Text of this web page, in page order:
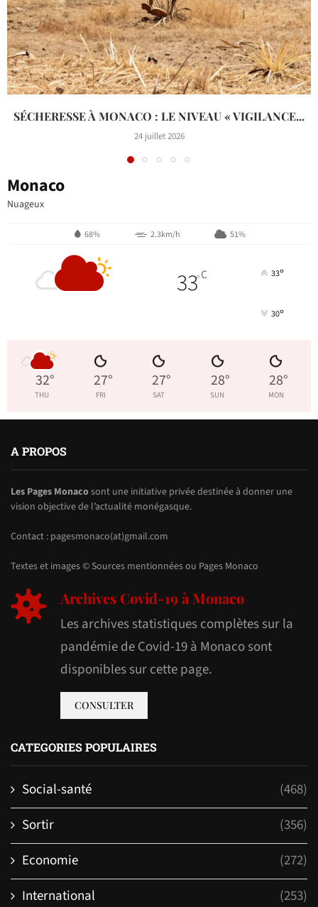
SÉCHERESSE À MONACO : LE NIVEAU « VIGILANCE...
24 juillet 2026
Monaco
Nuageux
68% 2.3km/h 51%
33°C 33°
30°
32°
THU
27°
FRI
27°
SAT
28°
SUN
28°
MON
A PROPOS
Les Pages Monacosont une initiative privée destinée à donner une
vision objective de l’actualité monégasque.
Contact : pagesmonaco(at)gmail.com
Textes et images © Sources mentionnées ou Pages Monaco
Archives Covid-19 à Monaco
Les archives statistiques complètes sur la
pandémie de Covid-19 à Monaco sont
disponibles sur cette page.
CONSULTER
CATEGORIES POPULAIRES
Social-santé
(468)
Sortir
(356)
Economie
(272)
International
(253)